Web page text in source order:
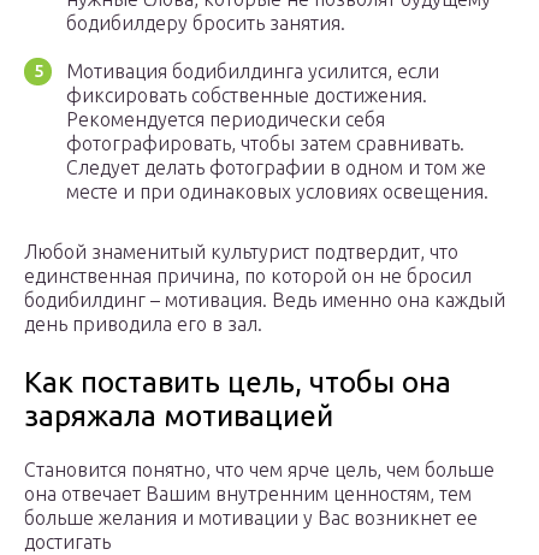
бодибилдеру бросить занятия.
Мотивация бодибилдинга усилится, если
фиксировать собственные достижения.
Рекомендуется периодически себя
фотографировать, чтобы затем сравнивать.
Следует делать фотографии в одном и том же
месте и при одинаковых условиях освещения.
Любой знаменитый культурист подтвердит, что
единственная причина, по которой он не бросил
бодибилдинг – мотивация. Ведь именно она каждый
день приводила его в зал.
Как поставить цель, чтобы она
заряжала мотивацией
Становится понятно, что чем ярче цель, чем больше
она отвечает Вашим внутренним ценностям, тем
больше желания и мотивации у Вас возникнет ее
достигать